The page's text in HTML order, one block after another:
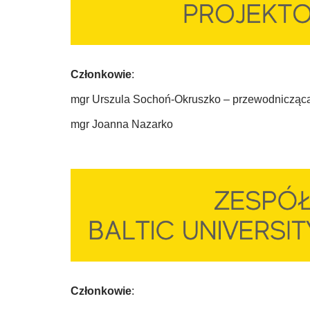
Członkowie:
mgr Urszula Sochoń-Okruszko –
mgr Joanna Nazarko
Członkowie: